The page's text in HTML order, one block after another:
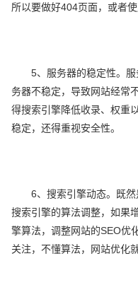
所以要做好404页面，或者
5、服务器的稳定性。服
务器不稳定，导致网站经常
得搜索引擎降低收录、权重
稳定，还得重视安全性。
6、搜索引擎动态。既然
搜索引擎的算法调整，如果
擎算法，调整网站的SEO优
关注，不懂算法，网站优化